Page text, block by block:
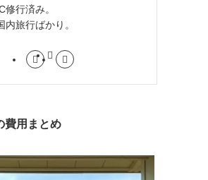
修行済み。
内旅行ばかり。
費用まとめ